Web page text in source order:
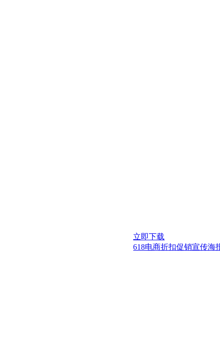
立即下载
618电商折扣促销宣传海